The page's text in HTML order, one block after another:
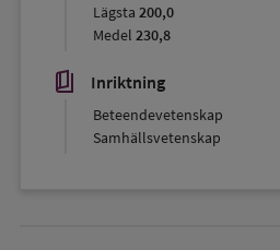
Lägsta 200,0
Medel 230,8
book_5 Inriktning
Beteendevetenskap
Samhällsvetenskap